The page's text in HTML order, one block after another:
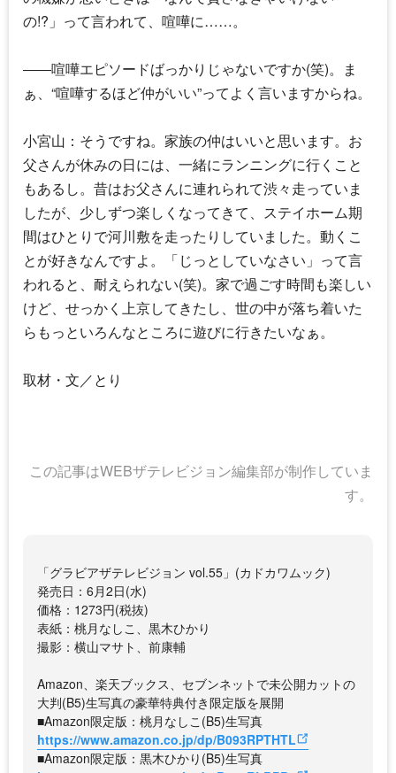
の!?」って言われて、喧嘩に……。
――喧嘩エピソードばっかりじゃないですか(笑)。ま
ぁ、“喧嘩するほど仲がいい”ってよく言いますからね。
小宮山：そうですね。家族の仲はいいと思います。お
父さんが休みの日には、一緒にランニングに行くこと
もあるし。昔はお父さんに連れられて渋々走っていま
したが、少しずつ楽しくなってきて、ステイホーム期
間はひとりで河川敷を走ったりしていました。動くこ
とが好きなんですよ。「じっとしていなさい」って言
われると、耐えられない(笑)。家で過ごす時間も楽しい
けど、せっかく上京してきたし、世の中が落ち着いた
らもっといろんなところに遊びに行きたいなぁ。
取材・文／とり
この記事はWEBザテレビジョン編集部が制作していま
す。
「グラビアザテレビジョン vol.55」(カドカワムック)
発売日：6月2日(水)
価格：1273円(税抜)
表紙：桃月なしこ、黒木ひかり
撮影：横山マサト、前康輔
Amazon、楽天ブックス、セブンネットで未公開カットの
大判(B5)生写真の豪華特典付き限定版を展開
■Amazon限定版：桃月なしこ(B5)生写真
https://www.amazon.co.jp/dp/B093RPTHTL
■Amazon限定版：黒木ひかり(B5)生写真